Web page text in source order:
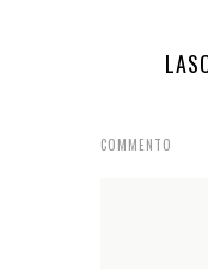
COMMENTO